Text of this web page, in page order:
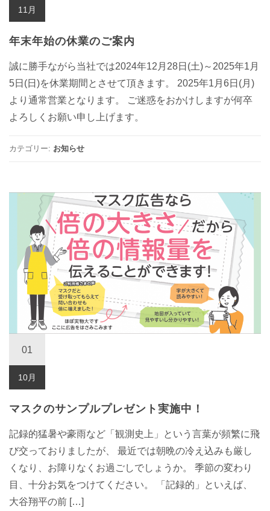
11月
年末年始の休業のご案内
誠に勝手ながら当社では2024年12月28日(土)～2025年1月
5日(日)を休業期間とさせて頂きます。 2025年1月6日(月)
より通常営業となります。 ご迷惑をおかけしますが何卒
よろしくお願い申し上げます。
カテゴリー: お知らせ
01
10月
マスクのサンプルプレゼント実施中！
記録的猛暑や豪雨など「観測史上」という言葉が頻繁に飛
び交っておりましたが、 最近では朝晩の冷え込みも厳し
くなり、お障りなくお過ごしでしょうか。 季節の変わり
目、十分お気をつけてください。 「記録的」といえば、
大谷翔平の前 […]